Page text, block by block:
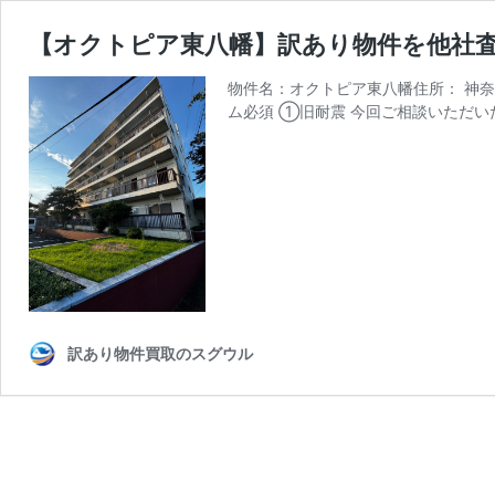
【オクトピア東八幡】訳あり物件を他
物件名：オクトピア東八幡住所：
ム必須 ①旧耐震 今回ご相談いただ
訳あり物件買取のスグウル